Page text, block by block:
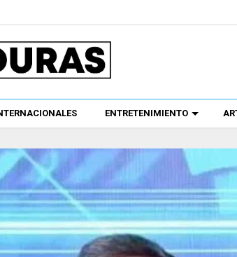
ENTRETENIMIENTO